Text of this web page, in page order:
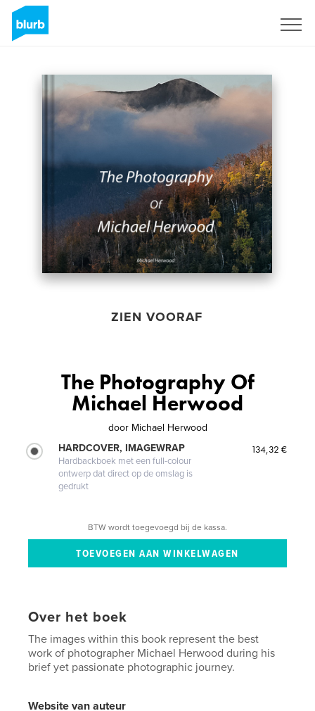
ZIEN VOORAF
The Photography Of
Michael Herwood
door Michael Herwood
HARDCOVER, IMAGEWRAP
Hardbackboek met een full-colour
ontwerp dat direct op de omslag is
gedrukt
134,32 €
BTW wordt toegevoegd bij de kassa.
Over het boek
The images within this book represent the best
work of photographer Michael Herwood during his
brief yet passionate photographic journey.
Website van auteur